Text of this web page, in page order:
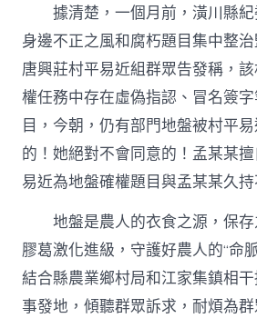
農
人
的
“命
脈
查
甜
心
包
養
網”-
年
夜
河
網〉
中
據清楚，一個月前，潢川縣
身邊不正之風和腐朽題目集中整
唐興莊村平易近組群眾告發稱，
權任務中存在虛偽指認、冒名簽
目，今朝，仍有部門地盤被村平
的！她絕對不會同意的！孟某某
易近為地盤確權題目與孟某某久
地盤是農人的衣食之源，保
膠葛激化進級，守護好農人的“命
結合縣農業鄉村局和江家集鎮相
事發地，傾聽群眾訴求，耐煩為